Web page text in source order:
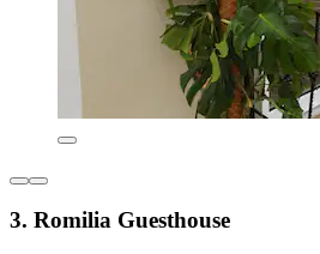
3. Romilia Guesthouse